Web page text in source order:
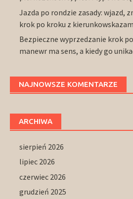
Jazda po rondzie zasady: wjazd,
krok po kroku z
Bezpieczne wyprzedzanie krok
manewr ma sens, a kiedy go
NAJNOWSZE KOMENTARZE
ARCHIWA
sierpień 2026
lipiec 2026
czerwiec 2026
grudzień 2025